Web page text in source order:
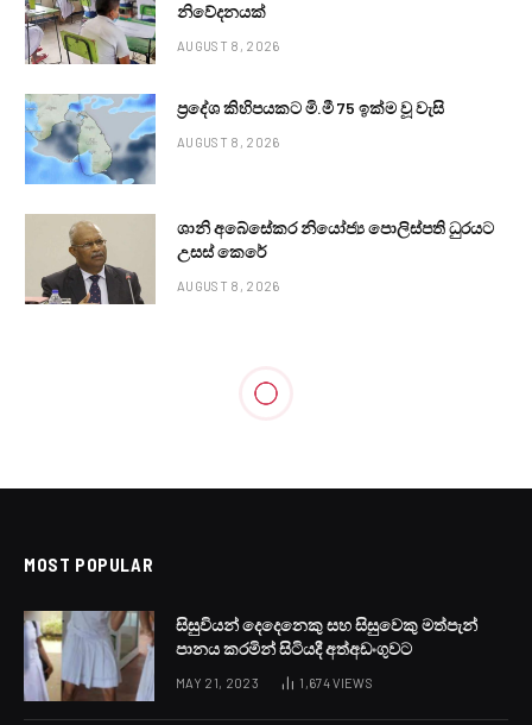
නිවේදනයක්
AUGUST 8, 2026
ප්‍රදේශ කිහිපයකට මි.මී 75 ඉක්ම වූ වැසි
AUGUST 8, 2026
ශානි අබේසේකර නියෝජ්‍ය පොලිස්පති ධුරයට
උසස් කෙරේ
AUGUST 8, 2026
දැවැන්ත මූල්‍ය වංචා 02ක් ගැන
2 MINS READ